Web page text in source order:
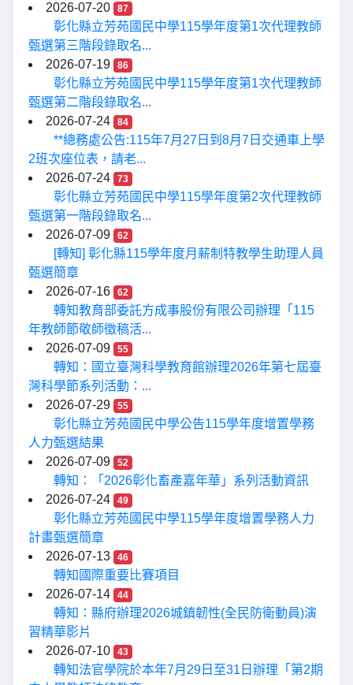
2026-07-20
87
彰化縣立芳苑國民中學115學年度第1次代理教師
甄選第三階段錄取名...
2026-07-19
86
彰化縣立芳苑國民中學115學年度第1次代理教師
甄選第二階段錄取名...
2026-07-24
84
**總務處公告:115年7月27日到8月7日交通車上學
2班次座位表，請老...
2026-07-24
73
彰化縣立芳苑國民中學115學年度第2次代理教師
甄選第一階段錄取名...
2026-07-09
62
[轉知] 彰化縣115學年度月薪制特教學生助理人員
甄選簡章
2026-07-16
62
轉知教育部委託方成事股份有限公司辦理「115
年教師節敬師徵稿活...
2026-07-09
55
轉知：國立臺灣科學教育館辦理2026年第七屆臺
灣科學節系列活動：...
2026-07-29
55
彰化縣立芳苑國民中學公告115學年度增置學務
人力甄選結果
2026-07-09
52
轉知：「2026彰化畜產嘉年華」系列活動資訊
2026-07-24
49
彰化縣立芳苑國民中學115學年度增置學務人力
計畫甄選簡章
2026-07-13
46
轉知國際重要比賽項目
2026-07-14
44
轉知：縣府辦理2026城鎮韌性(全民防衛動員)演
習精華影片
2026-07-10
43
轉知法官學院於本年7月29日至31日辦理「第2期